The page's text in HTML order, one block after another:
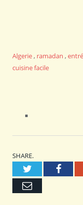
Algerie, ramadan ,
cuisine facile
SHARE.
Twitter
Email